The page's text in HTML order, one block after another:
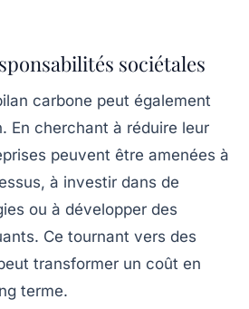
sociétales
carbone peut également
En cherchant à réduire leur
peuvent être amenées à
à investir dans de
ou à développer des
Ce tournant vers des
transformer un coût en
terme.